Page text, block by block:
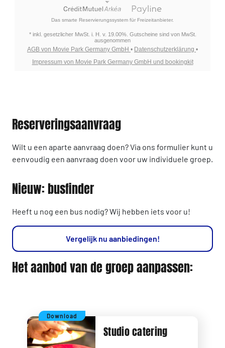
Das smarte Reservierungssystem für Freizeitanbieter.
* inkl. gesetzlicher MwSt. i. H. v. 19.00%. Gutscheine sind von MwSt.
ausgenommen
AGB von Movie Park Germany GmbH • Datenschutzerklärung •
Impressum von Movie Park Germany GmbH und bookingkit
Reserveringsaanvraag
Wilt u een aparte aanvraag doen? Via ons formulier kunt u
eenvoudig een aanvraag doen voor uw individuele groep.
Nieuw: busfinder
Heeft u nog een bus nodig? Wij hebben iets voor u!
Vergelijk nu aanbiedingen!
Het aanbod van de groep aanpassen:
Download
Studio catering